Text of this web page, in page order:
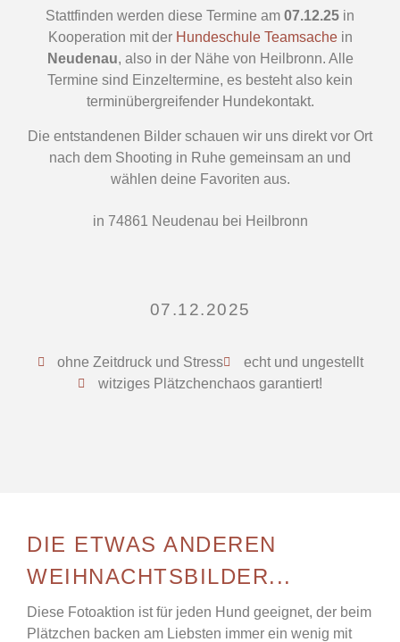
Stattfinden werden diese Termine am 07.12.25 in
Kooperation mit der Hundeschule Teamsachein
Neudenau, also in der Nähe von Heilbronn. Alle
Termine sind Einzeltermine, es besteht also kein
terminübergreifender Hundekontakt.
Die entstandenen Bilder schauen wir uns direkt vor Ort
nach dem Shooting in Ruhe gemeinsam an und
wählen deine Favoriten aus.
in 74861 Neudenau bei Heilbronn
07.12.2025
ohne Zeitdruck und Stress
echt und ungestellt
witziges Plätzchenchaos garantiert!
DIE ETWAS ANDEREN
WEIHNACHTSBILDER...
Diese Fotoaktion ist für jeden Hund geeignet, der beim
Plätzchen backen am Liebsten immer ein wenig mit